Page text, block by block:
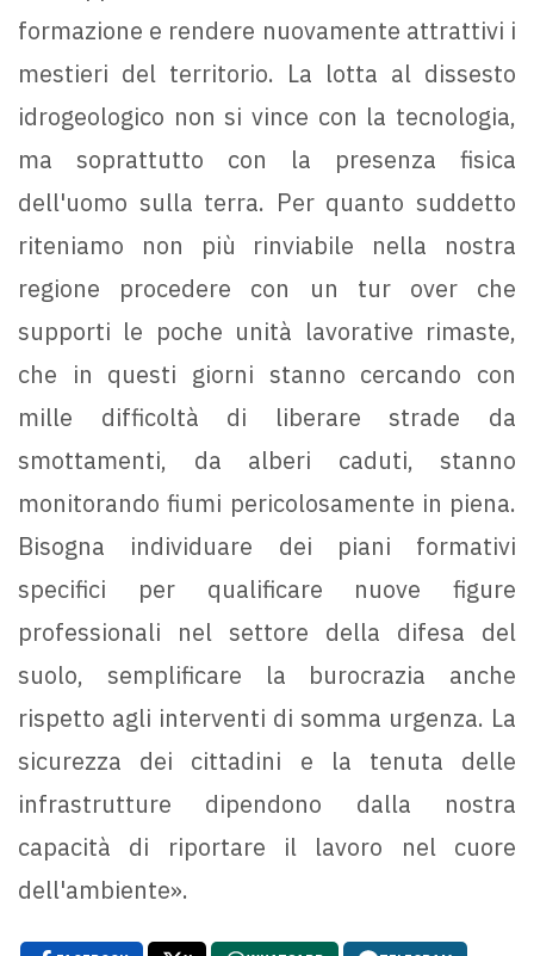
formazione e rendere nuovamente attrattivi i
mestieri del territorio. La lotta al dissesto
idrogeologico non si vince con la tecnologia,
ma soprattutto con la presenza fisica
dell'uomo sulla terra. Per quanto suddetto
riteniamo non più rinviabile nella nostra
regione procedere con un tur over che
supporti le poche unità lavorative rimaste,
che in questi giorni stanno cercando con
mille difficoltà di liberare strade da
smottamenti, da alberi caduti, stanno
monitorando fiumi pericolosamente in piena.
Bisogna individuare dei piani formativi
specifici per qualificare nuove figure
professionali nel settore della difesa del
suolo, semplificare la burocrazia anche
rispetto agli interventi di somma urgenza. La
sicurezza dei cittadini e la tenuta delle
infrastrutture dipendono dalla nostra
capacità di riportare il lavoro nel cuore
dell'ambiente».